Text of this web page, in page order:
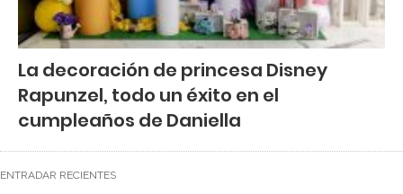
La decoración de princesa Disney
Rapunzel, todo un éxito en el
cumpleaños de Daniella
ENTRADAR RECIENTES